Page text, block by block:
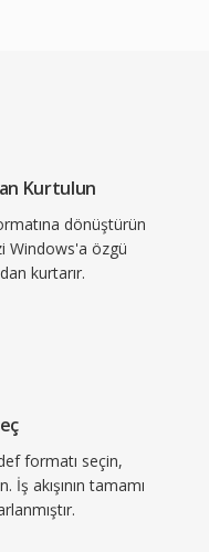
Kurtulun
dönüştürün
Windows'a özgü
kurtarır.
formatı seçin,
akışının tamamı